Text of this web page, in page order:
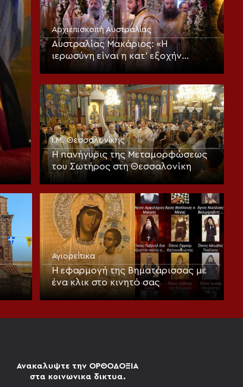
Αρχιεπισκοπή Αυστραλίας
Αυστραλίας Μακάριος: «Η
ιερωσύνη είναι η κατ’ εξοχήν
μεταμορφωτική δύναμη μέσα σε
πνευματικά»
Ι.Μ. Θεσσαλονίκης
Η πανήγυρις της Μεταμορφώσεως
του Σωτήρος στη Θεσσαλονίκη
Αγιορείτικα
Η εφαρμογή της Βηματάρισσας με
ένα κλικ στο κινητό σας
Ανακαλυψτε την ΟΡΘΟΔΟΞΙΑ
στα κοινωνικα δικτυα.